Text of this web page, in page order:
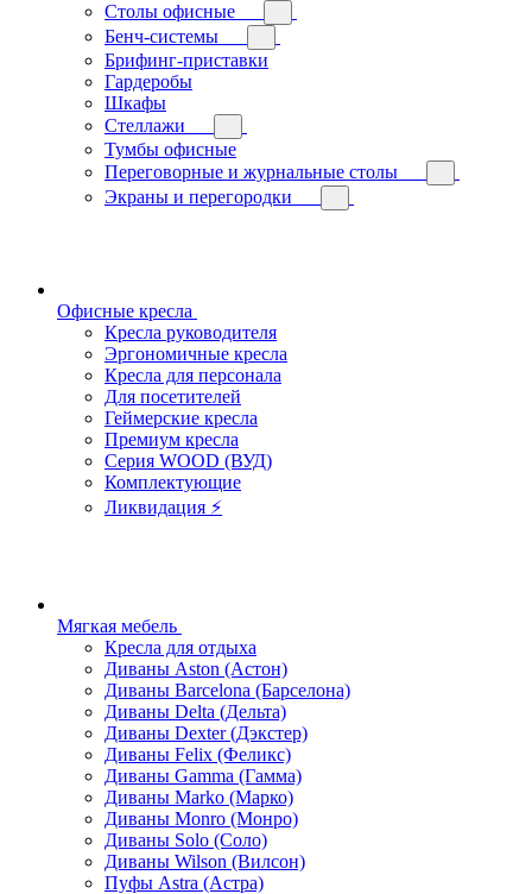
Cтолы офисные
Бенч-системы
Брифинг-приставки
Гардеробы
Шкафы
Стеллажи
Тумбы офисные
Переговорные и журнальные столы
Экраны и перегородки
Офисные кресла
Кресла руководителя
Эргономичные кресла
Кресла для персонала
Для посетителей
Геймерские кресла
Премиум кресла
Серия WOOD (ВУД)
Комплектующие
Ликвидация ⚡
Мягкая мебель
Кресла для отдыха
Диваны Aston (Астон)
Диваны Barcelona (Барселона)
Диваны Delta (Дельта)
Диваны Dexter (Дэкстер)
Диваны Felix (Феликс)
Диваны Gamma (Гамма)
Диваны Marko (Марко)
Диваны Monro (Монро)
Диваны Solo (Соло)
Диваны Wilson (Вилсон)
Пуфы Astra (Астра)